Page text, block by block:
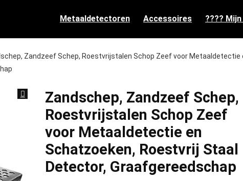
Metaaldetectoren Accessoires ????
Zandzeef Schep, Roestvrijstalen Schop Zeef voor Metaaldetectie
Zandschep, Zandzeef Schep,
Roestvrijstalen Schop Zeef
voor Metaaldetectie en
Schatzoeken, Roestvrij Staal
Detector, Graafgereedschap